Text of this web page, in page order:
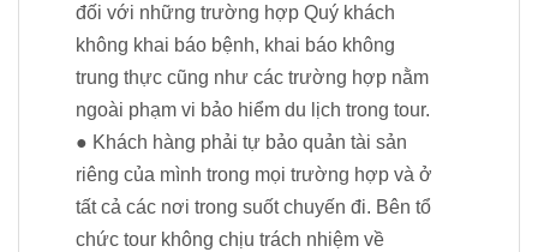
đối với những trường hợp Quý khách
không khai báo bệnh, khai báo không
trung thực cũng như các trường hợp nằm
ngoài phạm vi bảo hiểm du lịch trong tour.
● Khách hàng phải tự bảo quản tài sản
riêng của mình trong mọi trường hợp và ở
tất cả các nơi trong suốt chuyến đi. Bên tổ
chức tour không chịu trách nhiệm về